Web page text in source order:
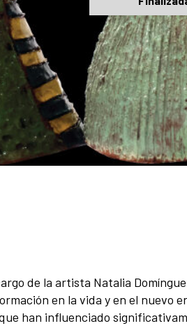
de la artista Natalia
en la vida y en el
han influenciado